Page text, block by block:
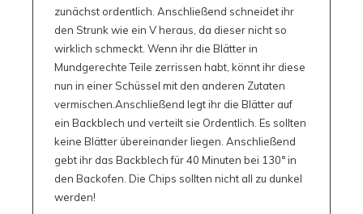
zunächst ordentlich. Anschließend schneidet ihr
den Strunk wie ein V heraus, da dieser nicht so
wirklich schmeckt. Wenn ihr die Blätter in
Mundgerechte Teile zerrissen habt, könnt ihr diese
nun in einer Schüssel mit den anderen Zutaten
vermischen.Anschließend legt ihr die Blätter auf
ein Backblech und verteilt sie Ordentlich. Es sollten
keine Blätter übereinander liegen. Anschließend
gebt ihr das Backblech für 40 Minuten bei 130° in
den Backofen. Die Chips sollten nicht all zu dunkel
werden!